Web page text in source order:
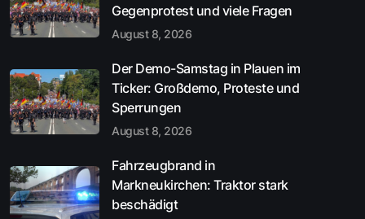
Gegenprotest und viele Fragen
August 8, 2026
Der Demo-Samstag in Plauen im
Ticker: Großdemo, Proteste und
Sperrungen
August 8, 2026
Fahrzeugbrand in
Markneukirchen: Traktor stark
beschädigt